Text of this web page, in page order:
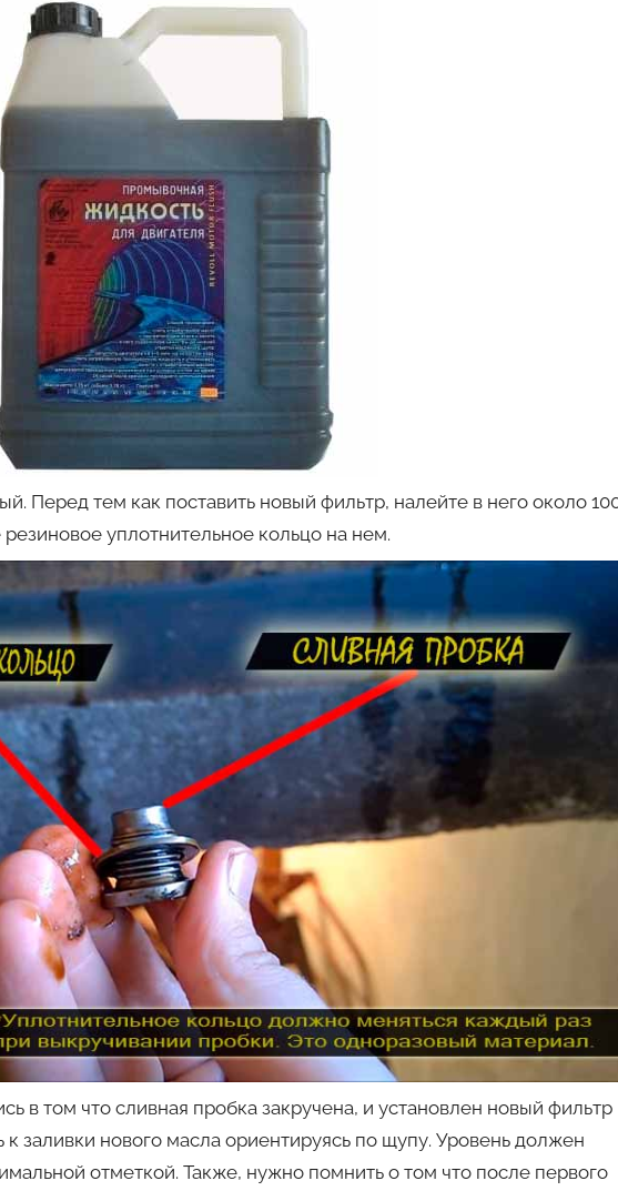
Перед тем как поставить новый фильтр, налейте в него около
уплотнительное кольцо на нем.
в том что сливная пробка закручена, и установлен новый фильтр
заливки нового масла ориентируясь по щупу. Уровень должен
отметкой. Также, нужно помнить о том что после первого